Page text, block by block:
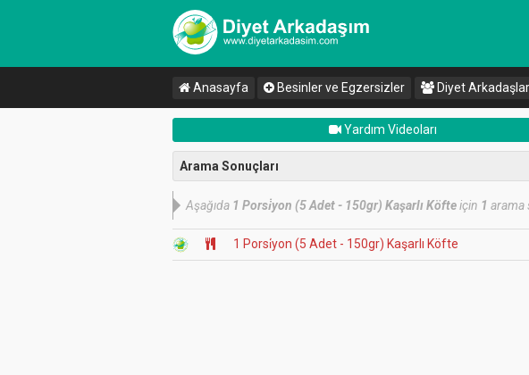
Anasayfa Besinler ve Egzersizler Diyet
Yardım Videoları
Arama Sonuçları
Aşağıda 1 Porsi̇yon (5 Adet - 150gr) Kaşarlı Köfteiçin 1 arama
1 Porsi̇yon (5 Adet - 150gr) Kaşarlı Köfte